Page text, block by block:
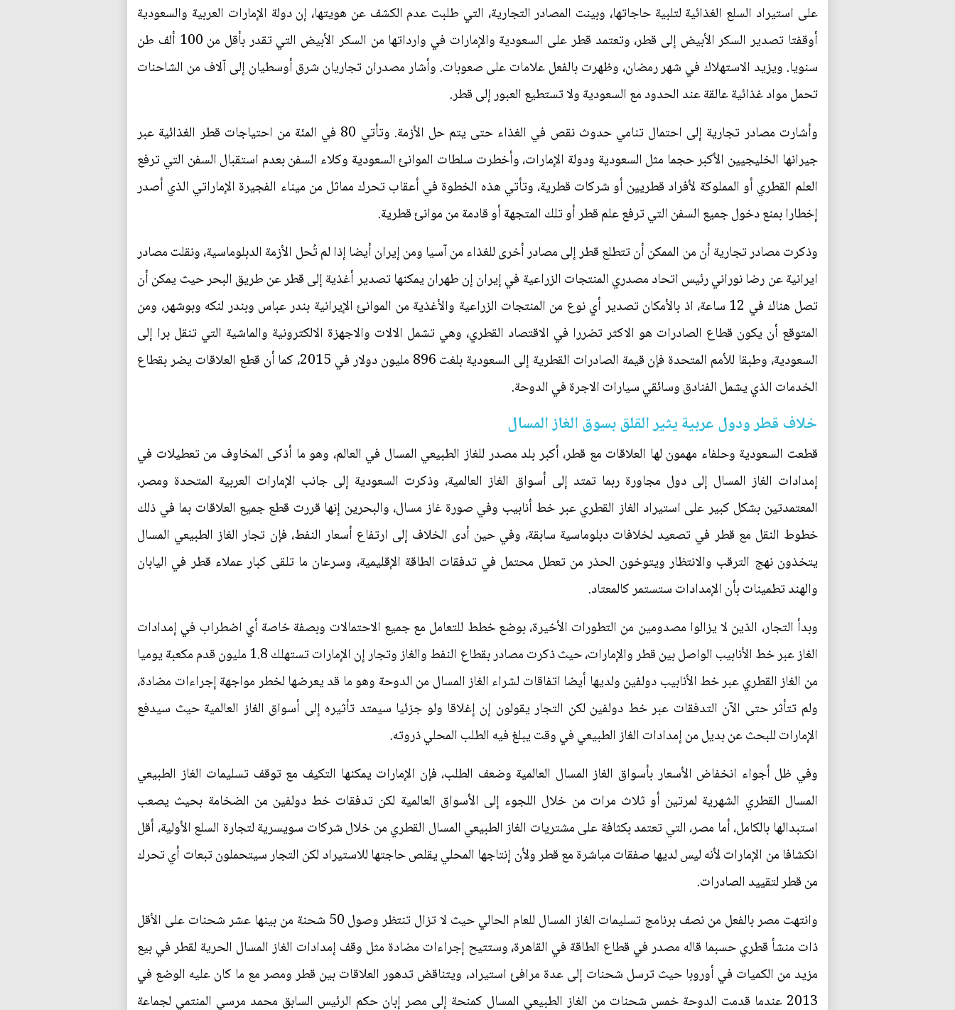
على استيراد السلع الغذائية لتلبية حاجاتها، وبينت المصادر التجارية، التي طلبت عدم الكشف عن هويتها، إن دولة الإمارات العربية والسعودية
أوقفتا تصدير السكر الأبيض إلى قطر، وتعتمد قطر على السعودية والإمارات في وارداتها من السكر الأبيض التي تقدر بأقل من 100 ألف طن
سنويا. ويزيد الاستهلاك في شهر رمضان، وظهرت بالفعل علامات على صعوبات. وأشار مصدران تجاريان شرق أوسطيان إلى آلاف من الشاحنات
تحمل مواد غذائية عالقة عند الحدود مع السعودية ولا تستطيع العبور إلى قطر.
وأشارت مصادر تجارية إلى احتمال تنامي حدوث نقص في الغذاء حتى يتم حل الأزمة. وتأتي 80 في المئة من احتياجات قطر الغذائية عبر
جيرانها الخليجيين الأكبر حجما مثل السعودية ودولة الإمارات، وأخطرت سلطات الموانئ السعودية وكلاء السفن بعدم استقبال السفن التي ترفع
العلم القطري أو المملوكة لأفراد قطريين أو شركات قطرية، وتأتي هذه الخطوة في أعقاب تحرك مماثل من ميناء الفجيرة الإماراتي الذي أصدر
إخطارا بمنع دخول جميع السفن التي ترفع علم قطر أو تلك المتجهة أو قادمة من موانئ قطرية.
وذكرت مصادر تجارية أن من الممكن أن تتطلع قطر إلى مصادر أخرى للغذاء من آسيا ومن إيران أيضا إذا لم تُحل الأزمة الدبلوماسية، ونقلت مصادر
ايرانية عن رضا نوراني رئيس اتحاد مصدري المنتجات الزراعية في إيران إن طهران يمكنها تصدير أغذية إلى قطر عن طريق البحر حيث يمكن أن
تصل هناك في 12 ساعة، اذ بالأمكان تصدير أي نوع من المنتجات الزراعية والأغذية من الموانئ الإيرانية بندر عباس وبندر لنكه وبوشهر، ومن
المتوقع أن يكون قطاع الصادرات هو الاكثر تضررا في الاقتصاد القطري، وهي تشمل الالات والاجهزة الالكترونية والماشية التي تنقل برا إلى
السعودية، وطبقا للأمم المتحدة فإن قيمة الصادرات القطرية إلى السعودية بلغت 896 مليون دولار في 2015، كما أن قطع العلاقات يضر بقطاع
الخدمات الذي يشمل الفنادق وسائقي سيارات الاجرة في الدوحة.
خلاف قطر ودول عربية يثير القلق بسوق الغاز المسال
قطعت السعودية وحلفاء مهمون لها العلاقات مع قطر، أكبر بلد مصدر للغاز الطبيعي المسال في العالم، وهو ما أذكى المخاوف من تعطيلات في
إمدادات الغاز المسال إلى دول مجاورة ربما تمتد إلى أسواق الغاز العالمية، وذكرت السعودية إلى جانب الإمارات العربية المتحدة ومصر،
المعتمدتين بشكل كبير على استيراد الغاز القطري عبر خط أنابيب وفي صورة غاز مسال، والبحرين إنها قررت قطع جميع العلاقات بما في ذلك
خطوط النقل مع قطر في تصعيد لخلافات دبلوماسية سابقة، وفي حين أدى الخلاف إلى ارتفاع أسعار النفط، فإن تجار الغاز الطبيعي المسال
يتخذون نهج الترقب والانتظار ويتوخون الحذر من تعطل محتمل في تدفقات الطاقة الإقليمية، وسرعان ما تلقى كبار عملاء قطر في اليابان
والهند تطمينات بأن الإمدادات ستستمر كالمعتاد.
وبدأ التجار، الذين لا يزالوا مصدومين من التطورات الأخيرة، بوضع خطط للتعامل مع جميع الاحتمالات وبصفة خاصة أي اضطراب في إمدادات
الغاز عبر خط الأنابيب الواصل بين قطر والإمارات، حيث ذكرت مصادر بقطاع النفط والغاز وتجار إن الإمارات تستهلك 1.8 مليون قدم مكعبة يوميا
من الغاز القطري عبر خط الأنابيب دولفين ولديها أيضا اتفاقات لشراء الغاز المسال من الدوحة وهو ما قد يعرضها لخطر مواجهة إجراءات مضادة،
ولم تتأثر حتى الآن التدفقات عبر خط دولفين لكن التجار يقولون إن إغلاقا ولو جزئيا سيمتد تأثيره إلى أسواق الغاز العالمية حيث سيدفع
الإمارات للبحث عن بديل من إمدادات الغاز الطبيعي في وقت يبلغ فيه الطلب المحلي ذروته.
وفي ظل أجواء انخفاض الأسعار بأسواق الغاز المسال العالمية وضعف الطلب، فإن الإمارات يمكنها التكيف مع توقف تسليمات الغاز الطبيعي
المسال القطري الشهرية لمرتين أو ثلاث مرات من خلال اللجوء إلى الأسواق العالمية لكن تدفقات خط دولفين من الضخامة بحيث يصعب
استبدالها بالكامل، أما مصر، التي تعتمد بكثافة على مشتريات الغاز الطبيعي المسال القطري من خلال شركات سويسرية لتجارة السلع الأولية، أقل
انكشافا من الإمارات لأنه ليس لديها صفقات مباشرة مع قطر ولأن إنتاجها المحلي يقلص حاجتها للاستيراد لكن التجار سيتحملون تبعات أي تحرك
من قطر لتقييد الصادرات.
وانتهت مصر بالفعل من نصف برنامج تسليمات الغاز المسال للعام الحالي حيث لا تزال تنتظر وصول 50 شحنة من بينها عشر شحنات على الأقل
ذات منشأ قطري حسبما قاله مصدر في قطاع الطاقة في القاهرة، وستتيح إجراءات مضادة مثل وقف إمدادات الغاز المسال الحرية لقطر في بيع
مزيد من الكميات في أوروبا حيث ترسل شحنات إلى عدة مرافئ استيراد، ويتناقض تدهور العلاقات بين قطر ومصر مع ما كان عليه الوضع في
2013 عندما قدمت الدوحة خمس شحنات من الغاز الطبيعي المسال كمنحة إلى مصر إبان حكم الرئيس السابق محمد مرسي المنتمي لجماعة